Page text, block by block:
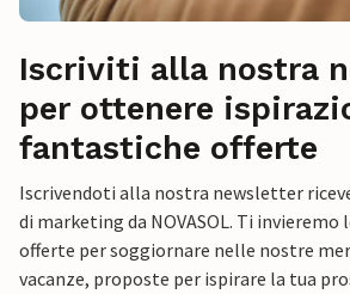
Iscriviti alla nostra
per ottenere
fantastiche offerte
Iscrivendoti alla nostra newsletter
di marketing da NOVASOL. Ti
offerte per soggiornare nelle nostre
vacanze, proposte per ispirare la tua